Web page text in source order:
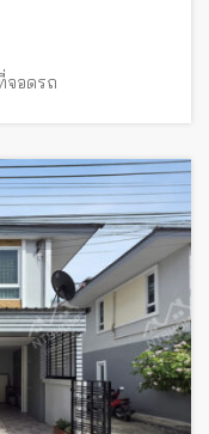
จอดรถ